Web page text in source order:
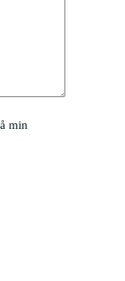
min